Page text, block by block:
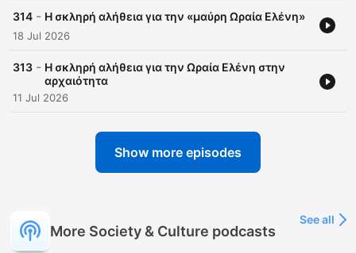
314 - Η σκληρή αλήθεια για την «μαύρη Ωραία Ελένη»
18 Jul 2026
313 - Η σκληρή αλήθεια για την Ωραία Ελένη στην
αρχαιότητα
11 Jul 2026
Show more episodes
More Society & Culture podcasts
See all